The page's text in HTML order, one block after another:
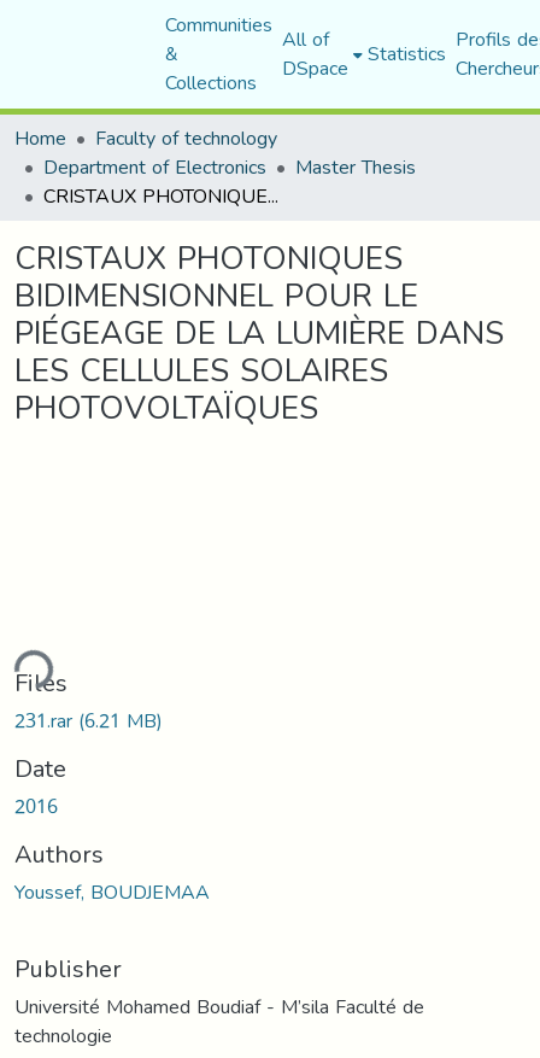
Communities
&
Collections
All of
DSpace Statistics Profils
Home
Faculty of technology
Department of Electronics Master Thesis
CRISTAUX PHOTONIQUES BIDIMENSIONNEL POUR LE PIÉGEAGE DE LA LUMIÈRE DANS LES CELLULES SOLAIRES PHOTOVOLTAÏQUES
CRISTAUX PHOTONIQUES
BIDIMENSIONNEL POUR LE
PIÉGEAGE DE LA LUMIÈRE DANS
LES CELLULES SOLAIRES
PHOTOVOLTAÏQUES
Files
231.rar(6.21 MB)
Date
2016
Authors
Youssef, BOUDJEMAA
Publisher
Université Mohamed Boudiaf - M’sila Faculté de
technologie